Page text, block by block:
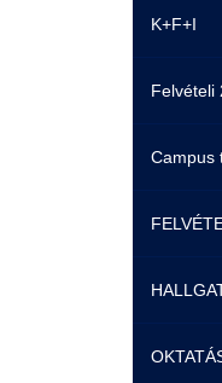
K+F+I
Felvételi
Campus